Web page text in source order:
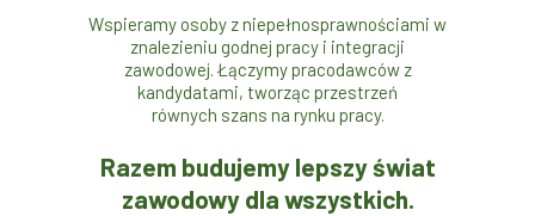
Wspieramy osoby z niepełnosprawnościami w
znalezieniu godnej pracy i integracji
zawodowej. Łączymy pracodawców z
kandydatami, tworząc przestrzeń
równych szans na rynku pracy.
Razem budujemy lepszy świat
zawodowy dla wszystkich.